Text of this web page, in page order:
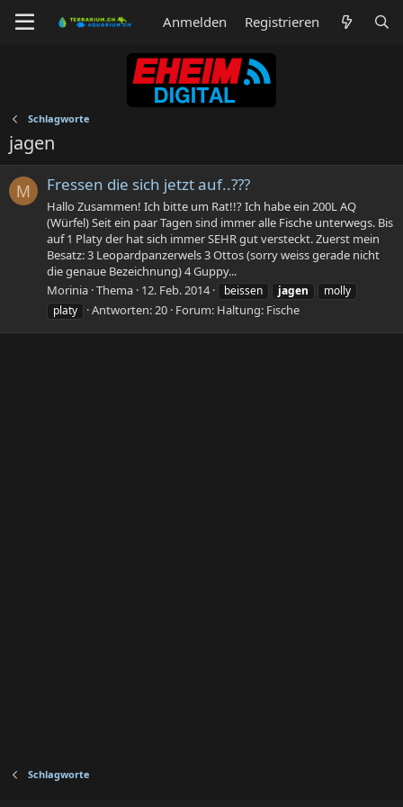
Anmelden Registrieren
Schlagworte
jagen
M Fressen die sich jetzt auf..???
Hallo Zusammen! Ich bitte um Rat!!? Ich habe ein 200L AQ
(Würfel) Seit ein paar Tagen sind immer alle Fische unterwegs. Bis
auf 1 Platy der hat sich immer SEHR gut versteckt. Zuerst mein
Besatz: 3 Leopardpanzerwels 3 Ottos (sorry weiss gerade nicht
die genaue Bezeichnung) 4 Guppy...
Morinia Thema 12. Feb. 2014 beissen jagen
molly
platy
Antworten: 20 Forum: Haltung: Fische
Schlagworte